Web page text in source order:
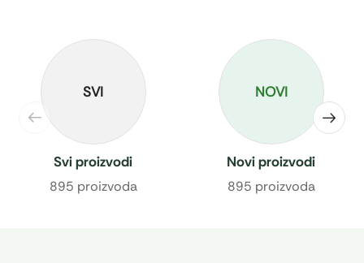
SVI
Svi proizvodi
895 proizvoda
NOVI
Novi proizvodi
895 proizvoda